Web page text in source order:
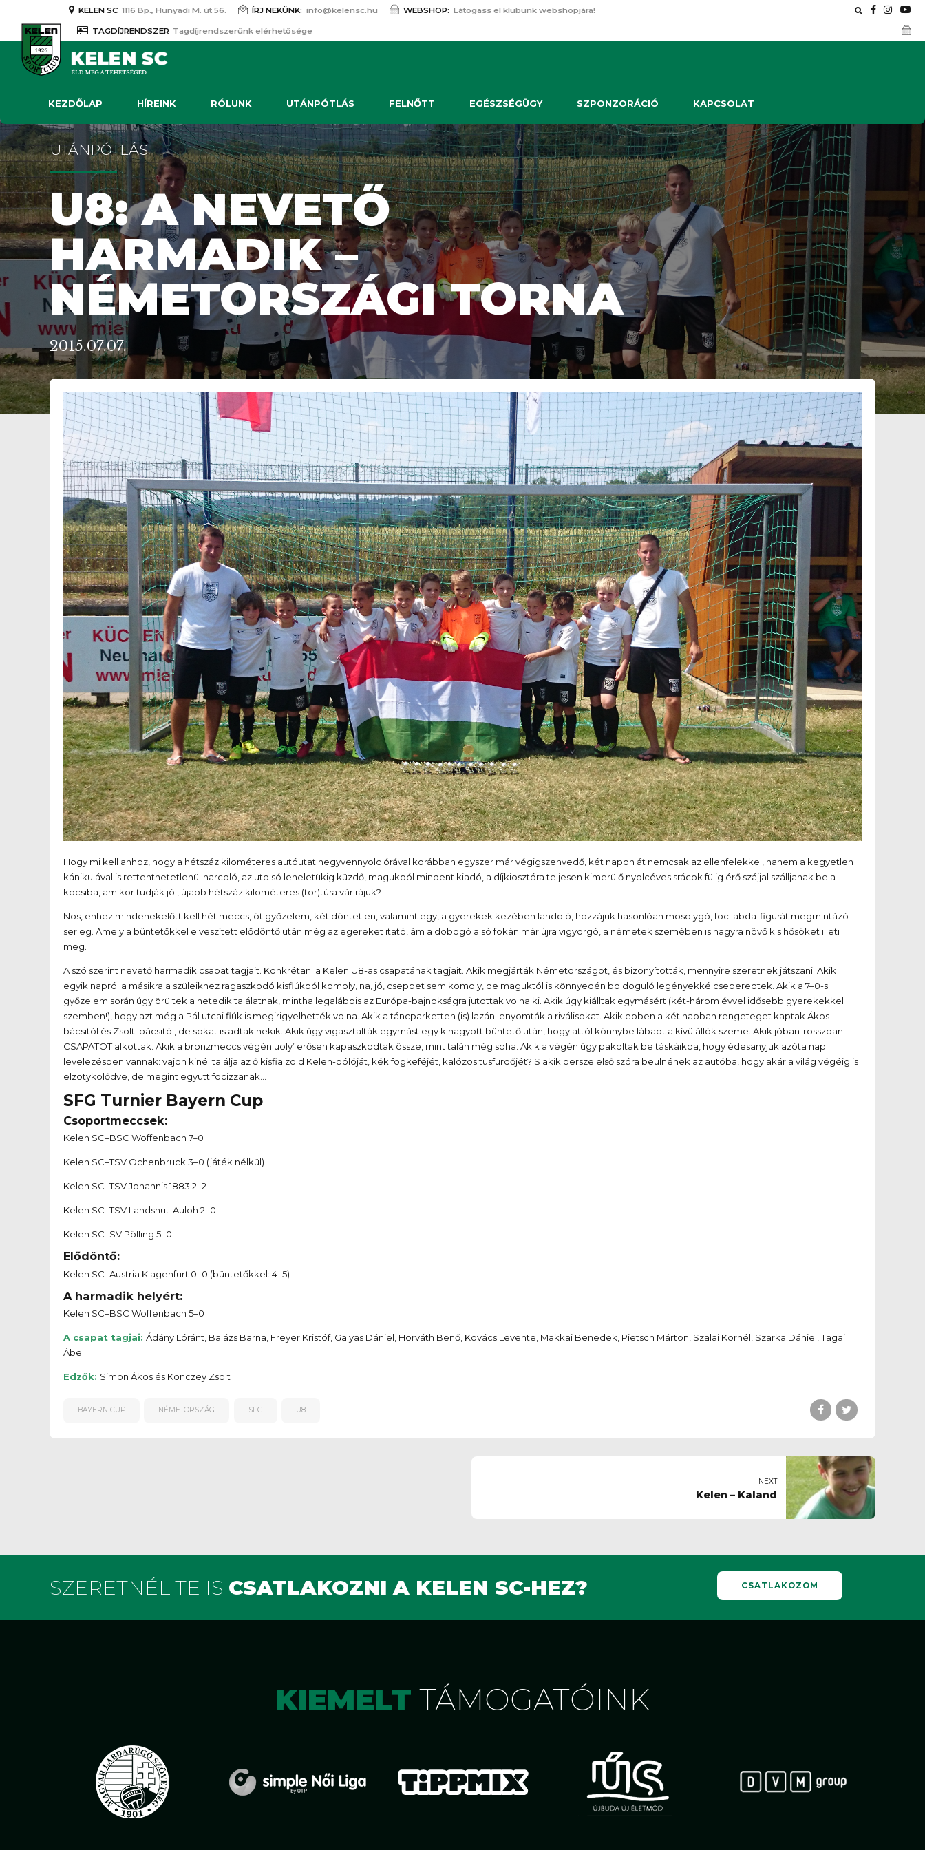
KELEN SC 1116 Bp., Hunyadi M. út 56. ÍRJ NEKÜNK: info@kelensc.hu WEBSHOP: Látogass el klubunk webshopjára!
TAGDÍJRENDSZER Tagdíjrendszerünk elérhetősége
KEZDŐLAP HÍREINK RÓLUNK UTÁNPÓTLÁS FELNŐTT EGÉSZSÉGÜGY SZPONZORÁCIÓ KAPCSOLAT
UTÁNPÓTLÁS
U8: A NEVETŐ
HARMADIK –
NÉMETORSZÁGI TORNA
2015.07.07.
Hogy mi kell ahhoz, hogy a hétszáz kilométeres autóutat negyvennyolc órával korábban egyszer már végigszenvedő, két napon át nemcsak az ellenfelekkel, hanem a kegyetlen
kánikulával is rettenthetetlenül harcoló, az utolsó leheletükig küzdő, magukból mindent kiadó, a díjkiosztóra teljesen kimerülő nyolcéves srácok fülig érő szájjal szálljanak be a
kocsiba, amikor tudják jól, újabb hétszáz kilométeres (tor)túra vár rájuk?
Nos, ehhez mindenekelőtt kell hét meccs, öt győzelem, két döntetlen, valamint egy, a gyerekek kezében landoló, hozzájuk hasonlóan mosolygó, focilabda-figurát megmintázó
serleg. Amely a büntetőkkel elveszített elődöntő után még az egereket itató, ám a dobogó alsó fokán már újra vigyorgó, a németek szemében is nagyra növő kis hősöket illeti
meg.
A szó szerint nevető harmadik csapat tagjait. Konkrétan: a Kelen U8-as csapatának tagjait. Akik megjárták Németországot, és bizonyították, mennyire szeretnek játszani. Akik
egyik napról a másikra a szüleikhez ragaszkodó kisfiúkból komoly, na, jó, cseppet sem komoly, de maguktól is könnyedén boldoguló legényekké cseperedtek. Akik a 7–0-s
győzelem során úgy örültek a hetedik találatnak, mintha legalábbis az Európa-bajnokságra jutottak volna ki. Akik úgy kiálltak egymásért (két-három évvel idősebb gyerekekkel
szemben!), hogy azt még a Pál utcai fiúk is megirigyelhették volna. Akik a táncparketten (is) lazán lenyomták a riválisokat. Akik ebben a két napban rengeteget kaptak Ákos
bácsitól és Zsolti bácsitól, de sokat is adtak nekik. Akik úgy vigasztalták egymást egy kihagyott büntető után, hogy attól könnybe lábadt a kívülállók szeme. Akik jóban-rosszban
CSAPATOT alkottak. Akik a bronzmeccs végén uoly’ erősen kapaszkodtak össze, mint talán még soha. Akik a végén úgy pakoltak be táskáikba, hogy édesanyjuk azóta napi
levelezésben vannak: vajon kinél találja az ő kisfia zöld Kelen-pólóját, kék fogkeféjét, kalózos tusfürdőjét? S akik persze első szóra beülnének az autóba, hogy akár a világ végéig is
elzötykölődve, de megint együtt focizzanak…
SFG Turnier Bayern Cup
Csoportmeccsek:
Kelen SC–BSC Woffenbach 7–0
Kelen SC–TSV Ochenbruck 3–0 (játék nélkül)
Kelen SC–TSV Johannis 1883 2–2
Kelen SC–TSV Landshut-Auloh 2–0
Kelen SC–SV Pölling 5–0
Elődöntő:
Kelen SC–Austria Klagenfurt 0–0 (büntetőkkel: 4–5)
A harmadik helyért:
Kelen SC–BSC Woffenbach 5–0
A csapat tagjai: Ádány Lóránt, Balázs Barna, Freyer Kristóf, Galyas Dániel, Horváth Benő, Kovács Levente, Makkai Benedek, Pietsch Márton, Szalai Kornél, Szarka Dániel, Tagai
Ábel
Edzők: Simon Ákos és Könczey Zsolt
BAYERN CUP NÉMETORSZÁG SFG U8
NEXT
Kelen – Kaland
SZERETNÉL TE IS CSATLAKOZNI A KELEN SC-HEZ? CSATLAKOZOM
KIEMELT TÁMOGATÓINK